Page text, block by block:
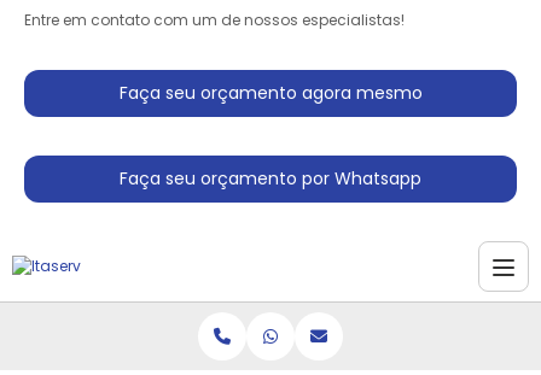
Entre em contato com um de nossos especialistas!
Faça seu orçamento agora mesmo
Faça seu orçamento por Whatsapp